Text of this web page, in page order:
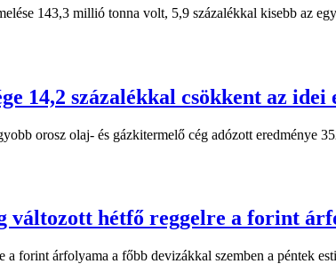
143,3 millió tonna volt, 5,9 százalékkal kisebb az
14,2 százalékkal csökkent az idei
orosz olaj- és gázkitermelő cég adózott eredménye
változott hétfő reggelre a forint
forint árfolyama a főbb devizákkal szemben a péntek